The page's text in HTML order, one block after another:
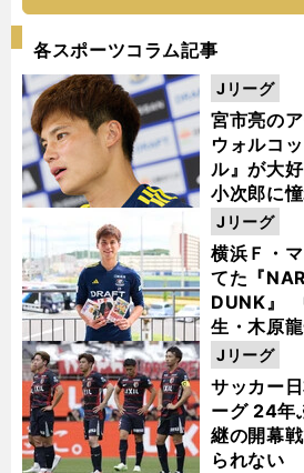
各スポーツコラム記事
宮市亮の
ウォルコ
ル』が大
小次郎に
Jリーグ
横浜Ｆ・
てた『
DUNK』
生・木原
った
Jリーグ
サッカー
ーグ 24年
継の開幕
られない
Jリーグ